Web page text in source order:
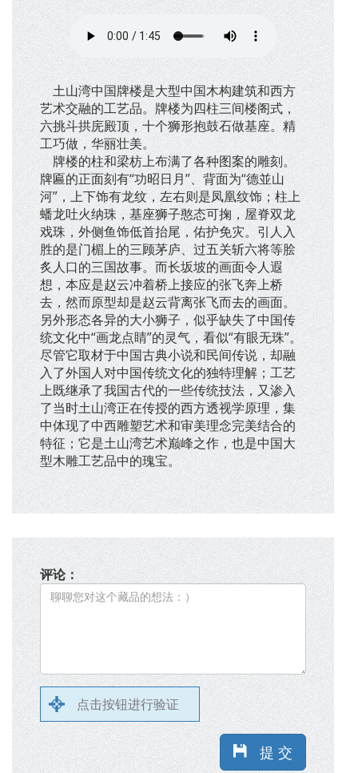
土山湾中国牌楼是大型中国木构建筑和西方
艺术交融的工艺品。牌楼为四柱三间楼阁式，
六挑斗拱庑殿顶，十个狮形抱鼓石做基座。精
工巧做，华丽壮美。
牌楼的柱和梁枋上布满了各种图案的雕刻。
牌匾的正面刻有“功昭日月”、背面为“德並山
河”，上下饰有龙纹，左右则是凤凰纹饰；柱上
蟠龙吐火纳珠，基座狮子憨态可掬，屋脊双龙
戏珠，外侧鱼饰低首抬尾，佑护免灾。引人入
胜的是门楣上的三顾茅庐、过五关斩六将等脍
炙人口的三国故事。而长坂坡的画面令人遐
想，本应是赵云冲着桥上接应的张飞奔上桥
去，然而原型却是赵云背离张飞而去的画面。
另外形态各异的大小狮子，似乎缺失了中国传
统文化中“画龙点睛”的灵气，看似“有眼无珠”。
尽管它取材于中国古典小说和民间传说，却融
入了外国人对中国传统文化的独特理解；工艺
上既继承了我国古代的一些传统技法，又渗入
了当时土山湾正在传授的西方透视学原理，集
中体现了中西雕塑艺术和审美理念完美结合的
特征；它是土山湾艺术巅峰之作，也是中国大
型木雕工艺品中的瑰宝。
评论：
点击按钮进行验证
提 交